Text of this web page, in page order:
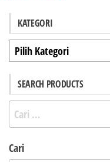
KATEGORI
Kategori
SEARCH PRODUCTS
Cari
untuk:
Cari